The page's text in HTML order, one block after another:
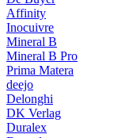
Affinity
Inocuivre
Mineral B
Mineral B Pro
Prima Matera
deejo
Delonghi
DK Verlag
Duralex